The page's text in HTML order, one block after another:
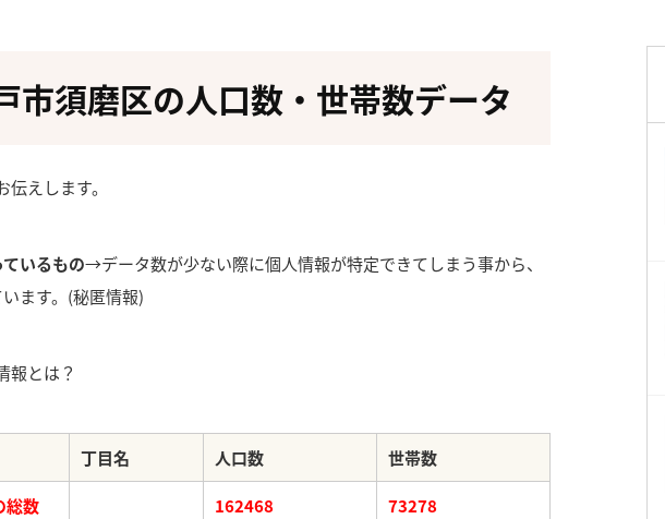
市須磨区の人口数・世帯数データ
えします。
いるもの→データ数が少ない際に個人情報が特定できてしまう事から、
ます。(秘匿情報)
報とは？
丁目名 人口数 世帯数
総数 162468 73278